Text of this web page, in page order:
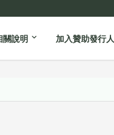
關說明 加入贊助發行人